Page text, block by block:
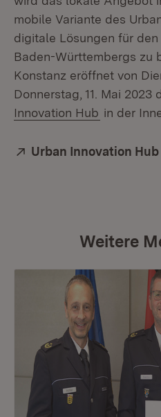
mobile Variante des
digitale Lösungen für
Baden-Württembergs zu
Konstanz eröffnet von
Donnerstag, 11. Mai 2023
Innovation Hub (Öffnet in
in der
Extern:
Urban Innovation Hub
Weitere